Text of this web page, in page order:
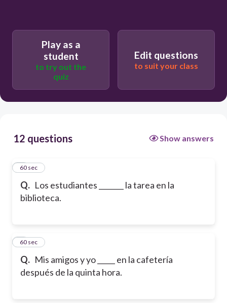
Play as a
student
to try out the
quiz
Edit questions
to suit your class
12 questions Show answers
Q. Los estudiantes _______ la tarea en la
biblioteca.
160 sec
Q. Mis amigos y yo _____ en la cafetería
después de la quinta hora.
260 sec